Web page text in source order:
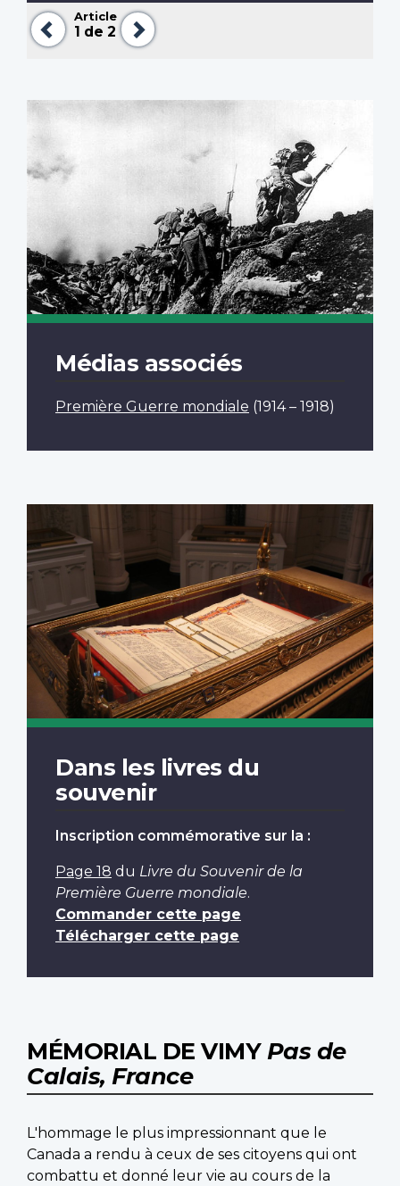
Précédent
Article
1 de 2
Suivant
Médias associés
Première Guerre mondiale (1914 – 1918)
Dans les livres du
souvenir
Inscription commémorative sur la :
Page 18 du Livre du Souvenir de la
Première Guerre mondiale.
Commander cette page
Télécharger cette page
MÉMORIAL DE VIMY Pas de
Calais, France
L'hommage le plus impressionnant que le
Canada a rendu à ceux de ses citoyens qui ont
combattu et donné leur vie au cours de la